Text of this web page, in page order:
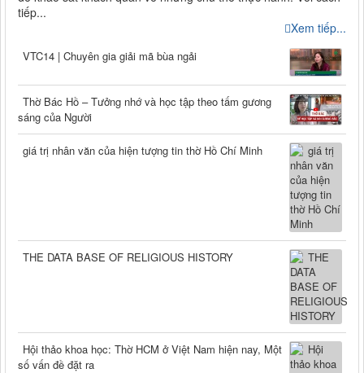
tiếp...
Xem tiếp...
VTC14 | Chuyên gia giải mã bùa ngải
Thờ Bác Hồ – Tưởng nhớ và học tập theo tấm gương
sáng của Người
giá trị nhân văn của hiện tượng tin thờ Hồ Chí Minh
THE DATA BASE OF RELIGIOUS HISTORY
Hội thảo khoa học: Thờ HCM ở Việt Nam hiện nay, Một
số vấn đề đặt ra